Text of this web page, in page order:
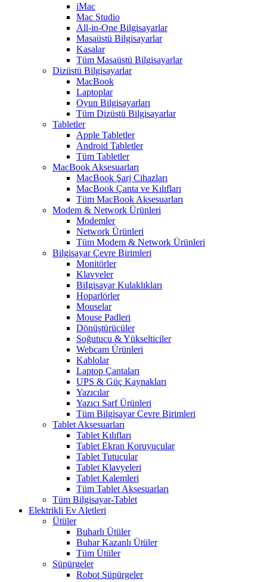
iMac
Mac Studio
All-in-One Bilgisayarlar
Masaüstü Bilgisayarlar
Kasalar
Tüm Masaüstü Bilgisayarlar
Dizüstü Bilgisayarlar
MacBook
Laptoplar
Oyun Bilgisayarları
Tüm Dizüstü Bilgisayarlar
Tabletler
Apple Tabletler
Android Tabletler
Tüm Tabletler
MacBook Aksesuarları
MacBook Şarj Cihazları
MacBook Çanta ve Kılıfları
Tüm MacBook Aksesuarları
Modem & Network Ürünleri
Modemler
Network Ürünleri
Tüm Modem & Network Ürünleri
Bilgisayar Çevre Birimleri
Monitörler
Klavyeler
BiIgisayar Kulaklıkları
Hoparlörler
Mouselar
Mouse Padleri
Dönüştürücüler
Soğutucu & Yükselticiler
Webcam Ürünleri
Kablolar
Laptop Çantaları
UPS & Güç Kaynakları
Yazıcılar
Yazıcı Sarf Ürünleri
Tüm Bilgisayar Çevre Birimleri
Tablet Aksesuarları
Tablet Kılıfları
Tablet Ekran Koruyucular
Tablet Tutucular
Tablet Klavyeleri
Tablet Kalemleri
Tüm Tablet Aksesuarları
Tüm Bilgisayar-Tablet
Elektrikli Ev Aletleri
Ütüler
Buharlı Ütüler
Buhar Kazanlı Ütüler
Tüm Ütüler
Süpürgeler
Robot Süpürgeler